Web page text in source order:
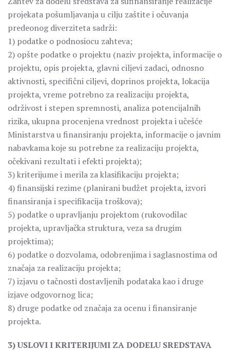
projekata pošumljavanja u cilju zaštite i očuvanja
predeonog diverziteta sadrži:
1) podatke o podnosiocu zahteva;
2) opšte podatke o projektu (naziv projekta, informacije o
projektu, opis projekta, glavni ciljevi zadaci, odnosno
aktivnosti, specifični ciljevi, doprinos projekta, lokacija
projekta, vreme potrebno za realizaciju projekta,
održivost i stepen spremnosti, analiza potencijalnih
rizika, ukupna procenjena vrednost projekta i učešće
Ministarstva u finansiranju projekta, informacije o javnim
nabavkama koje su potrebne za realizaciju projekta,
očekivani rezultati i efekti projekta);
3) kriterijume i merila za klasifikaciju projekta;
4) finansijski rezime (planirani budžet projekta, izvori
finansiranja i specifikacija troškova);
5) podatke o upravljanju projektom (rukovodilac
projekta, upravljačka struktura, veza sa drugim
projektima);
6) podatke o dozvolama, odobrenjima i saglasnostima od
značaja za realizaciju projekta;
7) izjavu o tačnosti dostavljenih podataka kao i druge
izjave odgovornog lica;
8) druge podatke od značaja za ocenu i finansiranje
projekta.
3) USLOVI I KRITERIJUMI ZA DODELU SREDSTAVA